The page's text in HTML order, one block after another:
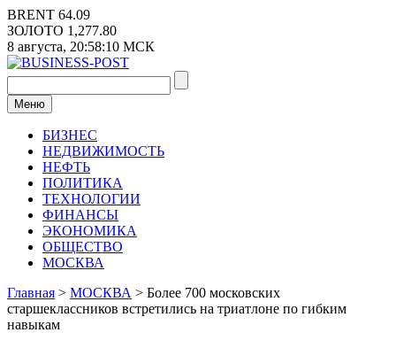
Перейти
к
содержимому
BRENT 64.09
ЗОЛОТО 1,277.80
8 августа, 20:58:10 МСК
Меню
БИЗНЕС
НЕДВИЖИМОСТЬ
НЕФТЬ
ПОЛИТИКА
ТЕХНОЛОГИИ
ФИНАНСЫ
ЭКОНОМИКА
ОБЩЕСТВО
МОСКВА
Главная > МОСКВА > Более 700 московских
старшеклассников встретились на триатлоне по гибким
навыкам